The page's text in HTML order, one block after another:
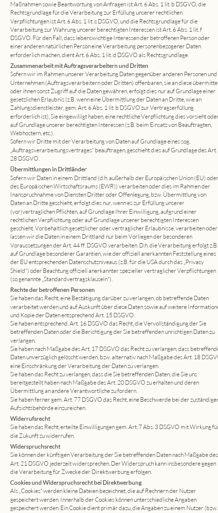
Maßnahmen sowie Beantwortung von Anfragen ist Art. 6 Abs. 1 lit. b DSGVO, die
Rechtsgrundlage für die Verarbeitung zur Erfüllung unserer rechtlichen
Verpflichtungen ist Art. 6 Abs. 1 lit. c DSGVO, und die Rechtsgrundlage für die
Verarbeitung zur Wahrung unserer berechtigten Interessen ist Art. 6 Abs. 1 lit. f
DSGVO. Für den Fall, dass lebenswichtige Interessen der betroffenen Person oder
einer anderen natürlichen Person eine Verarbeitung personenbezogener Daten
erforderlich machen, dient Art. 6 Abs. 1 lit. d DSGVO als Rechtsgrundlage.
Zusammenarbeit mit Auftragsverarbeitern und Dritten
Sofern wir im Rahmen unserer Verarbeitung Daten gegenüber anderen Personen und
Unternehmen (Auftragsverarbeitern oder Dritten) offenbaren, sie an diese
oder ihnen sonst Zugriff auf die Daten gewähren, erfolgt dies nur auf Grundlage einer
gesetzlichen Erlaubnis (z.B. wenn eine Übermittlung der Daten an Dritte, wie an
Zahlungsdienstleister, gem. Art. 6 Abs. 1 lit. b DSGVO zur Vertragserfüllung
erforderlich ist), Sie eingewilligt haben, eine rechtliche Verpflichtung dies vorsieht
auf Grundlage unserer berechtigten Interessen (z.B. beim Einsatz von Beauftragten,
Webhostern, etc.).
Sofern wir Dritte mit der Verarbeitung von Daten auf Grundlage eines sog.
„Auftragsverarbeitungsvertrages“ beauftragen, geschieht dies auf Grundlage des Art.
28 DSGVO.
Übermittlungen in Drittländer
Sofern wir Daten in einem Drittland (d.h. außerhalb der Europäischen Union (EU)
des Europäischen Wirtschaftsraums (EWR)) verarbeiten oder dies im Rahmen der
Inanspruchnahme von Diensten Dritter oder Offenlegung, bzw. Übermittlung von
Daten an Dritte geschieht, erfolgt dies nur, wenn es zur Erfüllung unserer
(vor)vertraglichen Pflichten, auf Grundlage Ihrer Einwilligung, aufgrund einer
rechtlichen Verpflichtung oder auf Grundlage unserer berechtigten Interessen
geschieht. Vorbehaltlich gesetzlicher oder vertraglicher Erlaubnisse, verarbeiten oder
lassen wir die Daten in einem Drittland nur beim Vorliegen der besonderen
Voraussetzungen der Art. 44 ff. DSGVO verarbeiten. D.h. die Verarbeitung erfolgt
auf Grundlage besonderer Garantien, wie der offiziell anerkannten Feststellung eines
der EU entsprechenden Datenschutzniveaus (z.B. für die USA durch das „Privacy
Shield“) oder Beachtung offiziell anerkannter spezieller vertraglicher Verpflichtungen
(so genannte „Standardvertragsklauseln“).
Rechte der betroffenen Personen
Sie haben das Recht, eine Bestätigung darüber zu verlangen, ob betreffende Daten
verarbeitet werden und auf Auskunft über diese Daten sowie auf weitere
und Kopie der Daten entsprechend Art. 15 DSGVO.
Sie haben entsprechend. Art. 16 DSGVO das Recht, die Vervollständigung der Sie
betreffenden Daten oder die Berichtigung der Sie betreffenden unrichtigen Daten zu
verlangen.
Sie haben nach Maßgabe des Art. 17 DSGVO das Recht zu verlangen, dass
Daten unverzüglich gelöscht werden, bzw. alternativ nach Maßgabe des Art. 18
eine Einschränkung der Verarbeitung der Daten zu verlangen.
Sie haben das Recht zu verlangen, dass die Sie betreffenden Daten, die Sie uns
bereitgestellt haben nach Maßgabe des Art. 20 DSGVO zu erhalten und deren
Übermittlung an andere Verantwortliche zu fordern.
Sie haben ferner gem. Art. 77 DSGVO das Recht, eine Beschwerde bei der
Aufsichtsbehörde einzureichen.
Widerrufsrecht
Sie haben das Recht, erteilte Einwilligungen gem. Art. 7 Abs. 3 DSGVO mit Wirkung
die Zukunft zu widerrufen.
Widerspruchsrecht
Sie können der künftigen Verarbeitung der Sie betreffenden Daten nach Maßgabe
Art. 21 DSGVO jederzeit widersprechen. Der Widerspruch kann insbesondere gegen
die Verarbeitung für Zwecke der Direktwerbung erfolgen.
Cookies und Widerspruchsrecht bei Direktwerbung
Als „Cookies“ werden kleine Dateien bezeichnet, die auf Rechnern der Nutzer
gespeichert werden. Innerhalb der Cookies können unterschiedliche Angaben
gespeichert werden. Ein Cookie dient primär dazu, die Angaben zu einem Nutzer (bzw.